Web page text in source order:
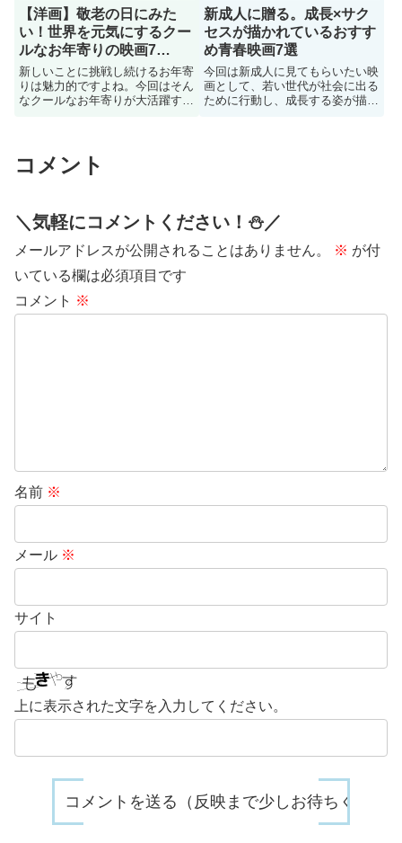
【洋画】敬老の日にみた
い！世界を元気にするクー
ルなお年寄りの映画7
選；）
新しいことに挑戦し続けるお年寄
りは魅力的ですよね。今回はそん
なクールなお年寄りが大活躍する
新成人に贈る。成長×サク
セスが描かれているおすす
め青春映画7選
今回は新成人に見てもらいたい映
画として、若い世代が社会に出る
ために行動し、成長する姿が描か
コメント
＼気軽にコメントください！⛄️／
メールアドレスが公開されることはありません。 ※ が付
いている欄は必須項目です
コメント ※
名前 ※
メール ※
サイト
上に表示された文字を入力してください。